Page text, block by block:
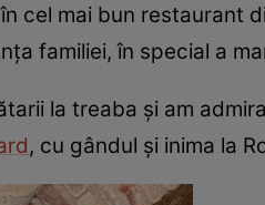
cel mai bun restaurant
familiei, în special a
la treaba și am
, cu gândul și inima la